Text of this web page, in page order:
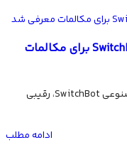
ضبط‌کننده صدای هوش مصنوعی SwitchBot برای مکالمات
آنچه خواهید خواندضبط‌کننده صدای هوش مصنوعی SwitchBot، رقیبی
ادامه مطلب